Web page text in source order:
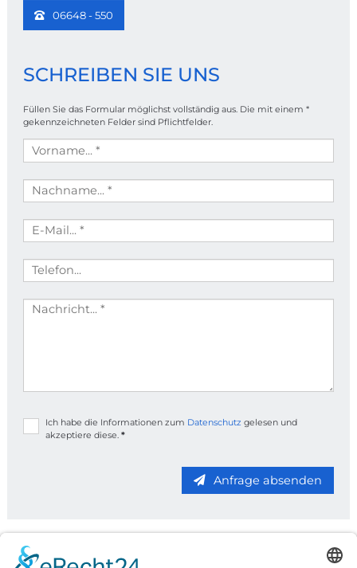
06648 - 550
SCHREIBEN SIE UNS
Füllen Sie das Formular möglichst vollständig aus. Die mit einem *
gekennzeichneten Felder sind Pflichtfelder.
Ich habe die Informationen zum Datenschutz gelesen und
akzeptiere diese. *
Anfrage absenden
Kontakt Anfahrt Impressum|